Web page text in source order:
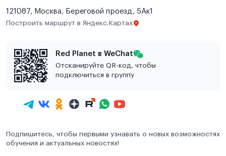
121087, Москва, Береговой проезд, 5Ак1
Построить маршрут в Яндекс.Картах
Red Planet в WeChat
Отсканируйте QR-код, чтобы
подключиться в группу
Подпишитесь, чтобы первыми узнавать о новых возможностях
обучения и актуальных новостях!